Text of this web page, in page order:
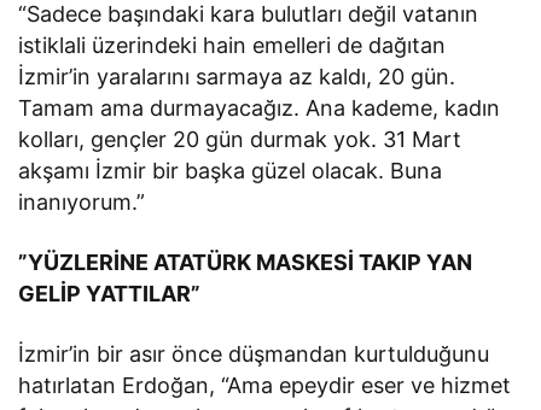
“Sadece başındaki kara bulutları değil vatanın
istiklali üzerindeki hain emelleri de dağıtan
İzmir’in yaralarını sarmaya az kaldı, 20 gün.
Tamam ama durmayacağız. Ana kademe, kadın
kolları, gençler 20 gün durmak yok. 31 Mart
akşamı İzmir bir başka güzel olacak. Buna
inanıyorum.”
”YÜZLERİNE ATATÜRK MASKESİ TAKIP YAN
GELİP YATTILAR”
İzmir’in bir asır önce düşmandan kurtulduğunu
hatırlatan Erdoğan, “Ama epeydir eser ve hizmet